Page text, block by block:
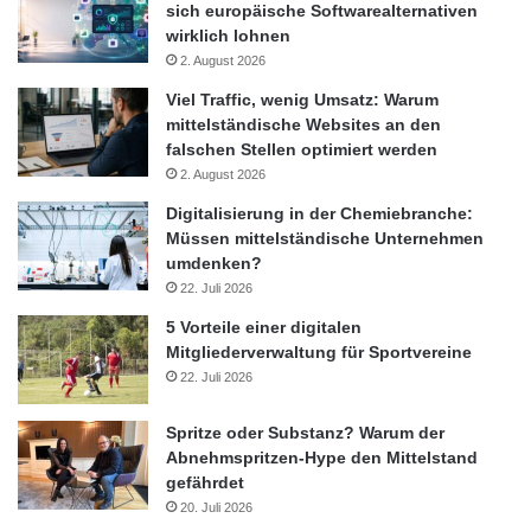
zuständig sowie für einen FE-Standort sowie drei
Produktionsanlagen. Das Unternehmen beschäftigt in diesen
Regionen etwa 4.000 Mitarbeiter. Für weitere Informationen über
Astellas Pharma Europe besuchen Sie bitte
http://www.astellas.eu.
Die Veeva CRM-Anwendungssuite, bestehend aus
VBioPharma, iRep, VMobile und VInsights, ist die führende
Biotechnologiebranche. Zudem hat sich iRep rasch zur ersten
Wahl der Branche entwickelt, wenn es um „Closed Loop
Marketing“ auf dem iPad geht. Nur Veeva CRM bedient die
einzigartigen Bedürfnisse mehrere kaufmännischer Teams in
einer Einzellösung, indem die Benutzerakzeptanz und
Vertriebseffektivität verbessert wird und gleichzeitig Kosten und
Komplexität gesenkt werden. Veeva CRM ist nun die
sich europäische Softwarealternativen
wirklich lohnen
2. August 2026
Viel Traffic, wenig Umsatz: Warum
mittelständische Websites an den
falschen Stellen optimiert werden
2. August 2026
Digitalisierung in der Chemiebranche:
Müssen mittelständische Unternehmen
umdenken?
22. Juli 2026
5 Vorteile einer digitalen
Mitgliederverwaltung für Sportvereine
22. Juli 2026
Spritze oder Substanz? Warum der
Abnehmspritzen-Hype den Mittelstand
gefährdet
20. Juli 2026